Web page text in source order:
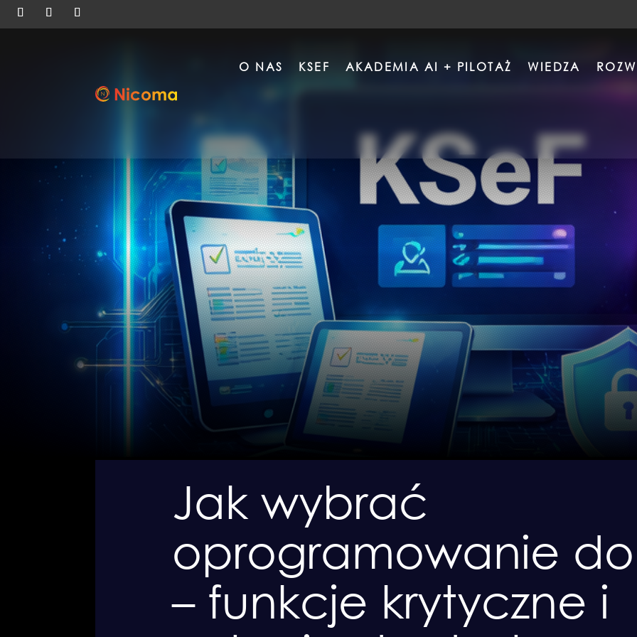
O NAS KSEF AKADEMIA AI + PILOTAŻ WIEDZA
Jak wybrać
oprogramowanie do
– funkcje krytyczne i